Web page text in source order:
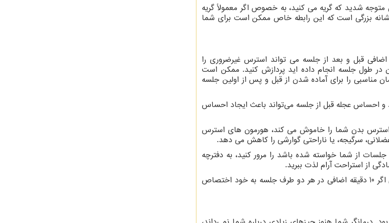
شدید که گریه می کنید، به خصوص اگر معمولاً گریه
بزرگی است که این رابطه خاص ممکن است برای شما
قبل و بعد از جلسه می تواند استرس غیرضروری را
طول جلسه انجام داده اید پردازش کنید. ممکن است
مناسبی را برای آماده شدن از قبل و پس از اولین جلسه
احساس عجله قبل از جلسه می‌تواند باعث ایجاد احساس
بدن شما را خاموش می کند، هورمون های استرس
سرگیجه، یا ناراحتی گوارشی را کاهش می دهد.
از شما خواسته شده باشد را مرور کنید، به دفترچه
از استراحت آرام لذت ببرید.
اگر تصمیم دارید قبل و بعد از هر جلسه از زمان خود استفاده کنید، حتی اگر 10 دقیقه اضافی در هر دو طرف جلسه به خود اختصاص